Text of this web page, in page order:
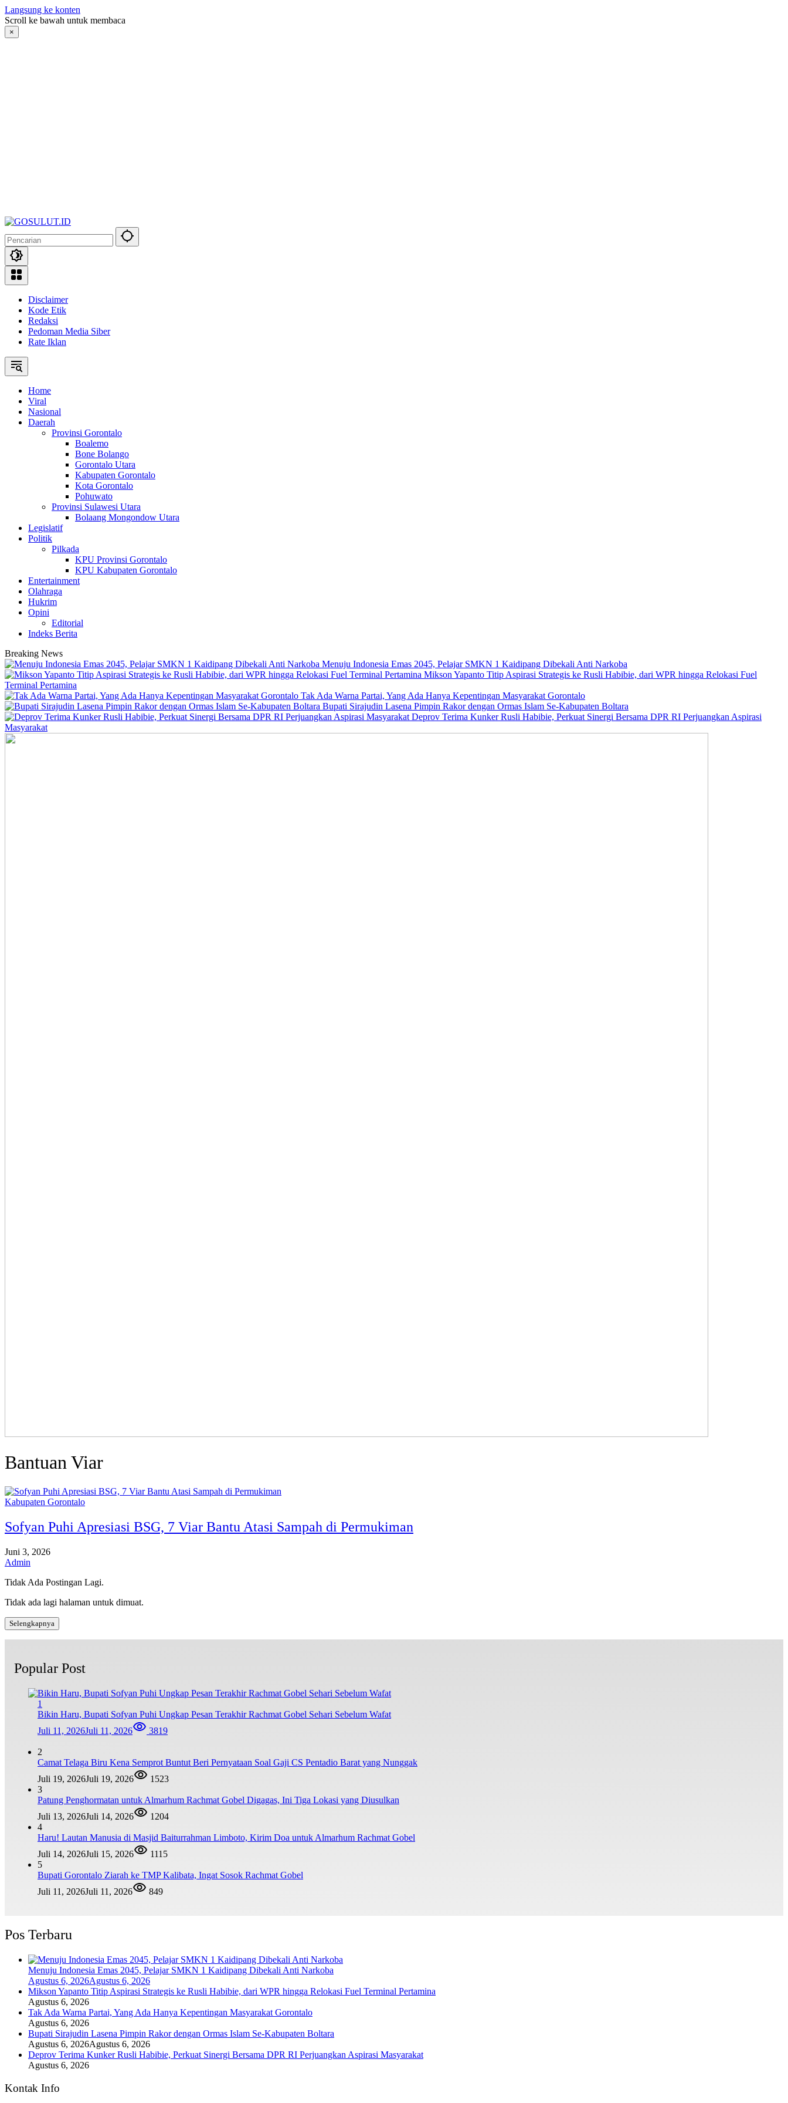
Langsung ke konten
Scroll ke bawah untuk membaca
×
Disclaimer
Kode Etik
Redaksi
Pedoman Media Siber
Rate Iklan
Home
Viral
Nasional
Daerah
Provinsi Gorontalo
Boalemo
Bone Bolango
Gorontalo Utara
Kabupaten Gorontalo
Kota Gorontalo
Pohuwato
Provinsi Sulawesi Utara
Bolaang Mongondow Utara
Legislatif
Politik
Pilkada
KPU Provinsi Gorontalo
KPU Kabupaten Gorontalo
Entertainment
Olahraga
Hukrim
Opini
Editorial
Indeks Berita
Breaking News
Menuju Indonesia Emas 2045, Pelajar SMKN 1 Kaidipang Dibekali Anti Narkoba
Mikson Yapanto Titip Aspirasi Strategis ke Rusli Habibie, dari WPR hingga Relokasi Fuel
Terminal Pertamina
Tak Ada Warna Partai, Yang Ada Hanya Kepentingan Masyarakat Gorontalo
Bupati Sirajudin Lasena Pimpin Rakor dengan Ormas Islam Se-Kabupaten Boltara
Deprov Terima Kunker Rusli Habibie, Perkuat Sinergi Bersama DPR RI Perjuangkan Aspirasi
Masyarakat
Bantuan Viar
Kabupaten Gorontalo
Sofyan Puhi Apresiasi BSG, 7 Viar Bantu Atasi Sampah di Permukiman
Juni 3, 2026
Admin
Tidak Ada Postingan Lagi.
Tidak ada lagi halaman untuk dimuat.
Selengkapnya
Popular Post
1
Bikin Haru, Bupati Sofyan Puhi Ungkap Pesan Terakhir Rachmat Gobel Sehari Sebelum Wafat
Juli 11, 2026Juli 11, 2026 3819
2
Camat Telaga Biru Kena Semprot Buntut Beri Pernyataan Soal Gaji CS Pentadio Barat yang Nunggak
Juli 19, 2026Juli 19, 2026
1523
3
Patung Penghormatan untuk Almarhum Rachmat Gobel Digagas, Ini Tiga Lokasi yang Diusulkan
Juli 13, 2026Juli 14, 2026
1204
4
Haru! Lautan Manusia di Masjid Baiturrahman Limboto, Kirim Doa untuk Almarhum Rachmat Gobel
Juli 14, 2026Juli 15, 2026
1115
5
Bupati Gorontalo Ziarah ke TMP Kalibata, Ingat Sosok Rachmat Gobel
Juli 11, 2026Juli 11, 2026 849
Pos Terbaru
Menuju Indonesia Emas 2045, Pelajar SMKN 1 Kaidipang Dibekali Anti Narkoba
Agustus 6, 2026Agustus 6, 2026
Mikson Yapanto Titip Aspirasi Strategis ke Rusli Habibie, dari WPR hingga Relokasi Fuel Terminal Pertamina
Agustus 6, 2026
Tak Ada Warna Partai, Yang Ada Hanya Kepentingan Masyarakat Gorontalo
Agustus 6, 2026
Bupati Sirajudin Lasena Pimpin Rakor dengan Ormas Islam Se-Kabupaten Boltara
Agustus 6, 2026Agustus 6, 2026
Deprov Terima Kunker Rusli Habibie, Perkuat Sinergi Bersama DPR RI Perjuangkan Aspirasi Masyarakat
Agustus 6, 2026
Kontak Info